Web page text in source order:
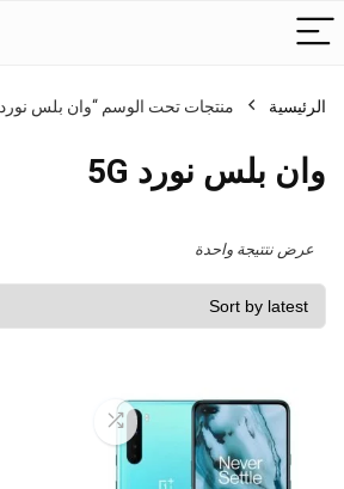
الرئيسية منتجات تحت الوسم “وان بلس نورد 5G”
وان بلس نورد 5G
عرض نتتيجة واحدة